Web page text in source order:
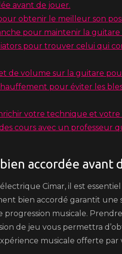
avant de jouer.
obtenir le meilleur son
pour maintenir la guitare
pour trouver celui qui
de volume sur la guitare
pour éviter les
votre technique et votre
cours avec un professeur
accordée avant
Cimar, il est essentiel
bien accordé garantit une
musicale.
de jeu vous permettra
musicale offerte